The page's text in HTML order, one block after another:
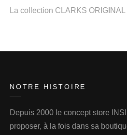
La collection CLARKS
NOTRE HISTOIRE
Depuis 2000 le concept store
proposer, à la fois dans sa